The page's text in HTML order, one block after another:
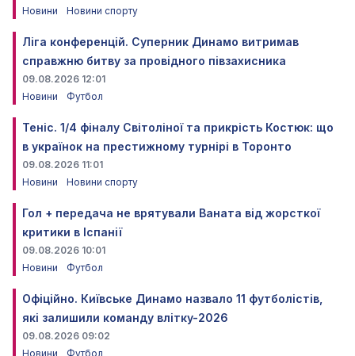
Новини
Новини спорту
Ліга конференцій. Суперник Динамо витримав
справжню битву за провідного півзахисника
09.08.2026 12:01
Новини
Футбол
Теніс. 1/4 фіналу Світоліної та прикрість Костюк: що
в українок на престижному турнірі в Торонто
09.08.2026 11:01
Новини
Новини спорту
Гол + передача не врятували Ваната від жорсткої
критики в Іспанії
09.08.2026 10:01
Новини
Футбол
Офіційно. Київське Динамо назвало 11 футболістів,
які залишили команду влітку-2026
09.08.2026 09:02
Новини
Футбол